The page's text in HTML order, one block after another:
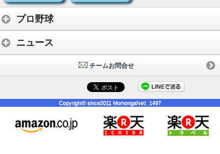
プロ野球
ニュース
チームお問合せ
Copyright© since2011 MomongaNet!. 1497